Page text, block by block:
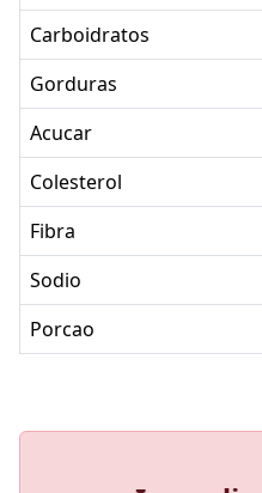
Carboidratos
Gorduras
Acucar
Colesterol
Fibra
Sodio
Porcao